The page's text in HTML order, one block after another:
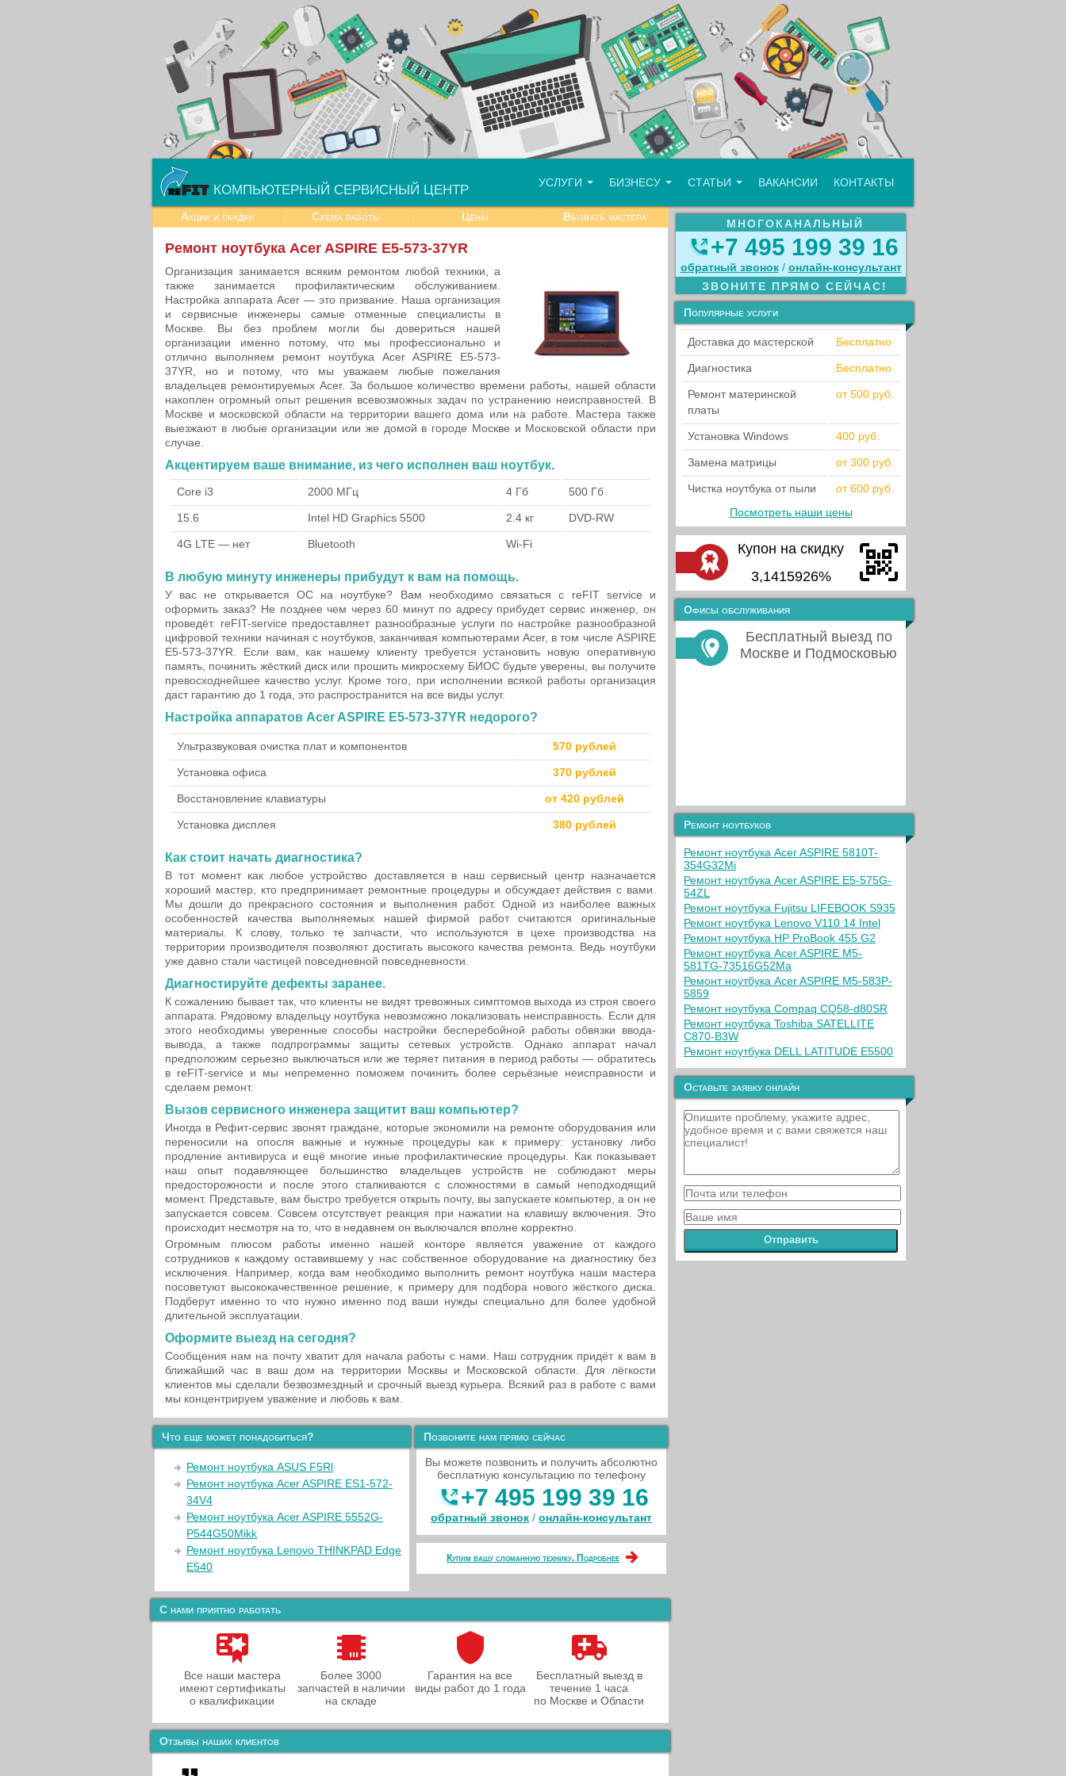
КОМПЬЮТЕРНЫЙ СЕРВИСНЫЙ ЦЕНТР УСЛУГИ БИЗНЕСУ СТАТЬИ ВАКАНСИИ КОНТАКТЫ
Акции и скидки Схема работы Цены Вызвать мастера
Ремонт ноутбука Acer ASPIRE E5-573-37YR
Организация занимается всяким ремонтом любой техники, а
также занимается профилактическим обслуживанием.
Настройка аппарата Acer — это призвание. Наша организация
и сервисные инженеры самые отменные специалисты в
Москве. Вы без проблем могли бы довериться нашей
организации именно потому, что мы профессионально и
отлично выполняем ремонт ноутбука Acer ASPIRE E5-573-
37YR, но и потому, что мы уважаем любые пожелания
владельцев ремонтируемых Acer. За большое количество времени работы, нашей области
накоплен огромный опыт решения всевозможных задач по устранению неисправностей. В
Москве и московской области на территории вашего дома или на работе. Мастера также
выезжают в любые организации или же домой в городе Москве и Московской области при
случае.
Акцентируем ваше внимание, из чего исполнен ваш ноутбук.
Core i3 2000 МГц 4 Гб 500 Гб
15.6 Intel HD Graphics 5500 2.4 кг DVD-RW
4G LTE — нет Bluetooth Wi-Fi
В любую минуту инженеры прибудут к вам на помощь.
У вас не открывается ОС на ноутбуке? Вам необходимо связаться с reFIT service и
оформить заказ? Не позднее чем через 60 минут по адресу прибудет сервис инженер, он
проведёт. reFIT-service предоставляет разнообразные услуги по настройке разнообразной
цифровой техники начиная с ноутбуков, заканчивая компьютерами Acer, в том числе ASPIRE
E5-573-37YR. Если вам, как нашему клиенту требуется установить новую оперативную
память, починить жёсткий диск или прошить микросхему БИОС будьте уверены, вы получите
превосходнейшее качество услуг. Кроме того, при исполнении всякой работы организация
даст гарантию до 1 года, это распространится на все виды услуг.
Настройка аппаратов Acer ASPIRE E5-573-37YR недорого?
Ультразвуковая очистка плат и компонентов 570 рублей
Установка офиса 370 рублей
Восстановление клавиатуры от 420 рублей
Установка дисплея 380 рублей
Как стоит начать диагностика?
В тот момент как любое устройство доставляется в наш сервисный центр назначается
хороший мастер, кто предпринимает ремонтные процедуры и обсуждает действия с вами.
Мы дошли до прекрасного состояния и выполнения работ. Одной из наиболее важных
особенностей качества выполняемых нашей фирмой работ считаются оригинальные
материалы. К слову, только те запчасти, что используются в цехе производства на
территории производителя позволяют достигать высокого качества ремонта. Ведь ноутбуки
уже давно стали частицей повседневной повседневности.
Диагностируйте дефекты заранее.
К сожалению бывает так, что клиенты не видят тревожных симптомов выхода из строя своего
аппарата. Рядовому владельцу ноутбука невозможно локализовать неисправность. Если для
этого необходимы уверенные способы настройки бесперебойной работы обвязки ввода-
вывода, а также подпрограммы защиты сетевых устройств. Однако аппарат начал
предположим серьезно выключаться или же теряет питания в период работы — обратитесь
в reFIT-service и мы непременно поможем починить более серьёзные неисправности и
сделаем ремонт.
Вызов сервисного инженера защитит ваш компьютер?
Иногда в Рефит-сервис звонят граждане, которые экономили на ремонте оборудования или
переносили на опосля важные и нужные процедуры как к примеру: установку либо
продление антивируса и ещё многие иные профилактические процедуры. Как показывает
наш опыт подавляющее большинство владельцев устройств не соблюдают меры
предосторожности и после этого сталкиваются с сложностями в самый неподходящий
момент. Представьте, вам быстро требуется открыть почту, вы запускаете компьютер, а он не
запускается совсем. Совсем отсутствует реакция при нажатии на клавишу включения. Это
происходит несмотря на то, что в недавнем он выключался вполне корректно.
Огромным плюсом работы именно нашей конторе является уважение от каждого
сотрудников к каждому оставившему у нас собственное оборудование на диагностику без
исключения. Например, когда вам необходимо выполнить ремонт ноутбука наши мастера
посоветуют высококачественное решение, к примеру для подбора нового жёсткого диска.
Подберут именно то что нужно именно под ваши нужды специально для более удобной
длительной эксплуатации.
Оформите выезд на сегодня?
Сообщения нам на почту хватит для начала работы с нами. Наш сотрудник придёт к вам в
ближайший час в ваш дом на территории Москвы и Московской области. Для лёгкости
клиентов мы сделали безвозмездный и срочный выезд курьера. Всякий раз в работе с вами
мы концентрируем уважение и любовь к вам.
Что еще может понадобиться?
Ремонт ноутбука ASUS F5Rl
Ремонт ноутбука Acer ASPIRE ES1-572-
34V4
Ремонт ноутбука Acer ASPIRE 5552G-
P544G50Mikk
Ремонт ноутбука Lenovo THINKPAD Edge
E540
Позвоните нам прямо сейчас
Вы можете позвонить и получить абсолютно
бесплатную консультацию по телефону
+7 495 199 39 16
обратный звонок / онлайн‑консультант
Купим вашу сломанную технику. Подробнее
С нами приятно работать
Все наши мастера
имеют сертификаты
о квалификации
Более 3000
запчастей в наличии
на складе
Гарантия на все
виды работ до 1 года
Бесплатный выезд в
течение 1 часа
по Москве и Области
Отзывы наших клиентов
МНОГОКАНАЛЬНЫЙ
+7 495 199 39 16
обратный звонок / онлайн‑консультант
ЗВОНИТЕ ПРЯМО СЕЙЧАС!
Популярные услуги
Доставка до мастерской Бесплатно
Диагностика Бесплатно
Ремонт материнской
платы
от 500 руб.
Установка Windows 400 руб.
Замена матрицы от 300 руб.
Чистка ноутбука от пыли
от 600 руб.
Посмотреть наши цены
Купон на скидку
3,1415926%
Офисы обслуживания
Бесплатный выезд по
Москве и Подмосковью
Ремонт ноутбуков
Ремонт ноутбука Acer ASPIRE 5810T-
354G32Mi
Ремонт ноутбука Acer ASPIRE E5-575G-
54ZL
Ремонт ноутбука Fujitsu LIFEBOOK S935
Ремонт ноутбука Lenovo V110 14 Intel
Ремонт ноутбука HP ProBook 455 G2
Ремонт ноутбука Acer ASPIRE M5-
581TG-73516G52Ma
Ремонт ноутбука Acer ASPIRE M5-583P-
5859
Ремонт ноутбука Compaq CQ58-d80SR
Ремонт ноутбука Toshiba SATELLITE
C870-B3W
Ремонт ноутбука DELL LATITUDE E5500
Оставьте заявку онлайн
Отправить